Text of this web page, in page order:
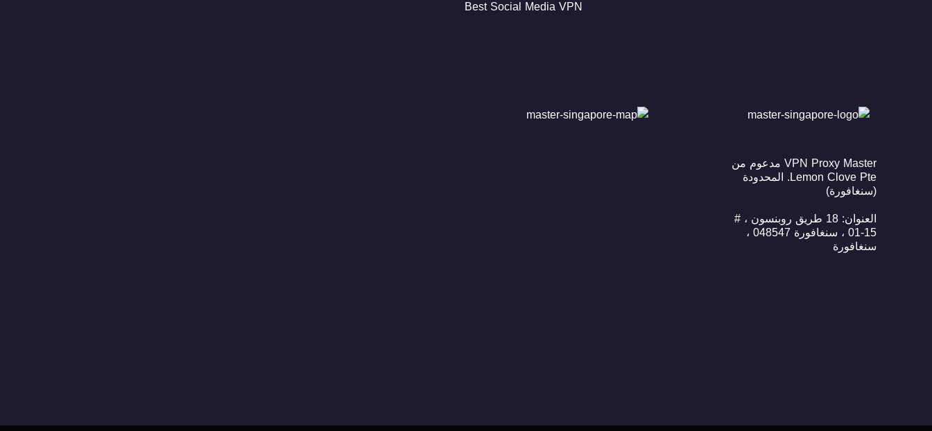
Best Social Media VPN
VPN Proxy Master مدعوم من
Lemon Clove Pte. المحدودة
(سنغافورة)
العنوان: 18 طريق روبنسون ، #
15-01 ، سنغافورة 048547 ،
سنغافورة